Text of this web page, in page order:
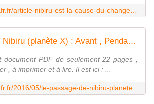
https://www.brujitafr.fr/article-nibiru-est-la-cause-du-changement-climatique-120381963.html
Le passage de Nibiru (planète X) : Avant , Pendant , Après - MOINS de BIENS PLUS de LIENS
document PDF de seulement 22 pages ,
, à imprimer et à lire. Il est ici : ...
https://www.brujitafr.fr/2016/05/le-passage-de-nibiru-planete-x-avant-pendant-apres.html